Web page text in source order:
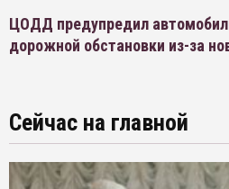
ЦОДД предупредил
дорожной обстановки из-за
Сейчас на главной